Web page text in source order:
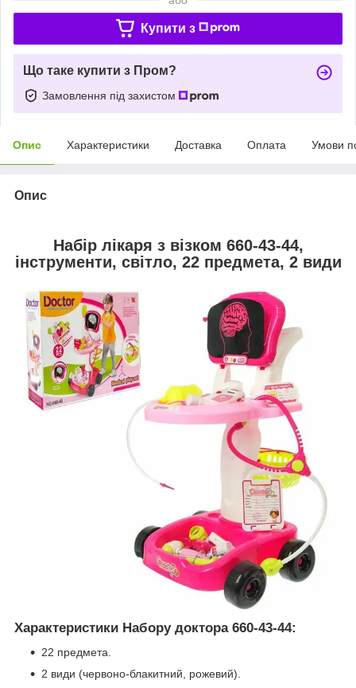
Купити з
Що таке купити з Пром?
Замовлення під захистом
Опис Характеристики Доставка Оплата Умови
Опис
Набір лікаря з візком 660-43-44,
інструменти, світло, 22 предмета, 2 види
Характеристики Набору доктора 660-43-44:
22 предмета.
2 види (червоно-блакитний, рожевий).